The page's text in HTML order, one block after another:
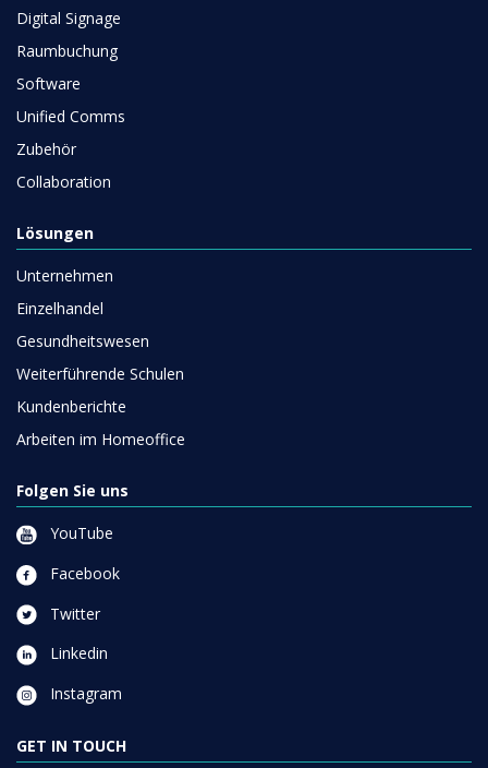
Digital Signage
Raumbuchung
Software
Unified Comms
Zubehör
Collaboration
Lösungen
Unternehmen
Einzelhandel
Gesundheitswesen
Weiterführende Schulen
Kundenberichte
Arbeiten im Homeoffice
Folgen Sie uns
YouTube
Facebook
Twitter
Linkedin
Instagram
GET IN TOUCH